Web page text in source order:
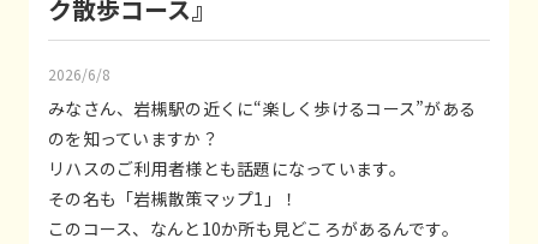
ク散歩コース』
2026/6/8
みなさん、岩槻駅の近くに“楽しく歩けるコース”がある
のを知っていますか？
リハスのご利用者様とも話題になっています。
その名も「岩槻散策マップ1」！
このコース、なんと10か所も見どころがあるんです。